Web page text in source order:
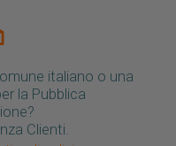
italiano o una
la Pubblica
Clienti.